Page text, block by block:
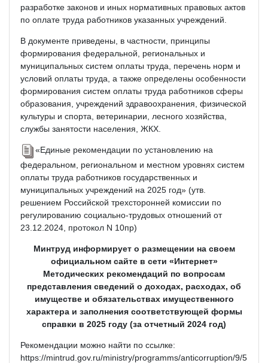
разработке законов и иных нормативных правовых актов
по оплате труда работников указанных учреждений.
В документе приведены, в частности, принципы
формирования федеральной, региональных и
муниципальных систем оплаты труда, перечень норм и
условий оплаты труда, а также определены особенности
формирования систем оплаты труда работников сферы
образования, учреждений здравоохранения, физической
культуры и спорта, ветеринарии, лесного хозяйства,
службы занятости населения, ЖКХ.
«Единые рекомендации по установлению на
федеральном, региональном и местном уровнях систем
оплаты труда работников государственных и
муниципальных учреждений на 2025 год» (утв.
решением Российской трехсторонней комиссии по
регулированию социально-трудовых отношений от
23.12.2024, протокол N 10пр)
Минтруд информирует о размещении на своем
официальном сайте в сети «Интернет»
Методических рекомендаций по вопросам
представления сведений о доходах, расходах, об
имуществе и обязательствах имущественного
характера и заполнения соответствующей формы
справки в 2025 году (за отчетный 2024 год)
Рекомендации можно найти по ссылке:
https://mintrud.gov.ru/ministry/programms/anticorruption/9/5